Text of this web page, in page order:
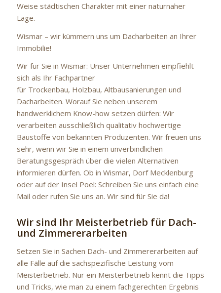
Weise städtischen Charakter mit einer naturnaher
Lage.
Wismar – wir kümmern uns um Dacharbeiten an Ihrer
Immobilie!
Wir für Sie in Wismar: Unser Unternehmen empfiehlt
sich als Ihr Fachpartner
für Trockenbau, Holzbau, Altbausanierungen und
Dacharbeiten. Worauf Sie neben unserem
handwerklichem Know-how setzen dürfen: Wir
verarbeiten ausschließlich qualitativ hochwertige
Baustoffe von bekannten Produzenten. Wir freuen uns
sehr, wenn wir Sie in einem unverbindlichen
Beratungsgespräch über die vielen Alternativen
informieren dürfen. Ob in Wismar, Dorf Mecklenburg
oder auf der Insel Poel: Schreiben Sie uns einfach eine
Mail oder rufen Sie uns an. Wir sind für Sie da!
Wir sind Ihr Meisterbetrieb für Dach-
und Zimmererarbeiten
Setzen Sie in Sachen Dach- und Zimmererarbeiten auf
alle Fälle auf die sachspezifische Leistung vom
Meisterbetrieb. Nur ein Meisterbetrieb kennt die Tipps
und Tricks, wie man zu einem fachgerechten Ergebnis